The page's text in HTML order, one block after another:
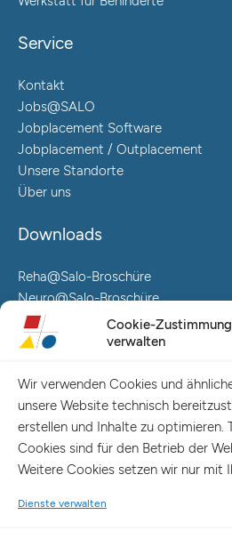
Cookie-Zustimmung
verwalten
Wir verwenden Cookies und
unsere Website technisch
erstellen und Inhalte zu optimieren.
Cookies sind für den Betrieb der
Weitere Cookies setzen wir nur mit
Dienste verwalten
Service
Kontakt
Jobs@SALO
Jobplacement Software
Jobplacement / Outplacement
Unsere Standorte
Über uns
Downloads
Reha@Salo-Broschüre
Neuro@Salo-Broschüre
AuReA@Salo-Broschüre
Spaldingstraße 57-59 / Rosenallee
20097 Hamburg
Telefon: +49 (0) 40 23916 – 0
E-Mail:info@salo-ag.de